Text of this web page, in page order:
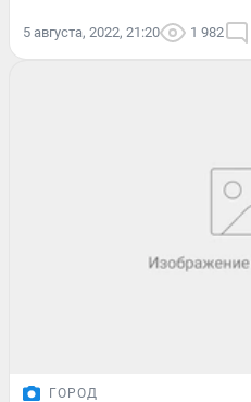
5 августа, 2022, 21:20 1 982
ГОРОД